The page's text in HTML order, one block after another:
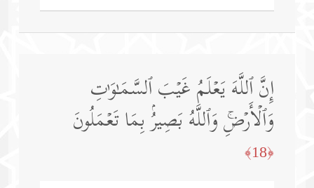
إِنَّ ٱللَّهَ یَعۡلَمُ غَیۡبَ ٱلسَّمَـٰوَ ٰ⁠تِ
وَٱلۡأَرۡضِۚ وَٱللَّهُ بَصِیرُۢ بِمَا تَعۡمَلُونَ
﴿18﴾